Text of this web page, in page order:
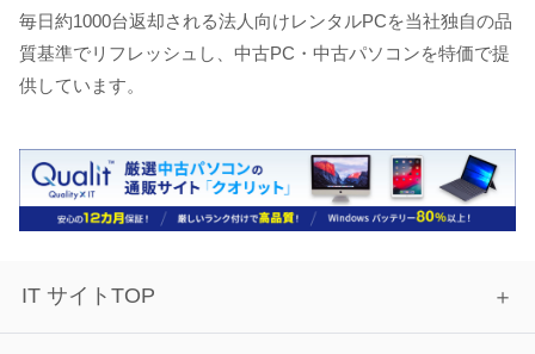
毎日約1000台返却される法人向けレンタルPCを当社独自の品
質基準でリフレッシュし、中古PC・中古パソコンを特価で提
供しています。
IT サイトTOP